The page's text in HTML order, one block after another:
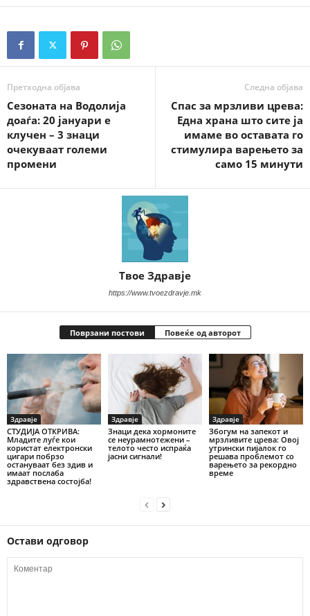
Претходна објава
Сезоната на Водолија
доаѓа: 20 јануари е
клучен – 3 знаци
очекуваат големи
промени
Следна објава
Спас за мрзливи црева:
Една храна што сите ја
имаме во оставата го
стимулира варењето за
само 15 минути
Твое Здравје
https://www.tvoezdravje.mk
Поврзани постови Повеќе од авторот
Здравје
СТУДИЈА ОТКРИВА:
Младите луѓе кои
користат електронски
цигари побрзо
остануваат без здив и
имаат послаба
здравствена состојба!
Здравје
Знаци дека хормоните
се неурамнотежени –
телото често испраќа
јасни сигнали!
Здравје
Збогум на запекот и
мрзливите црева: Овој
утрински пијалок го
решава проблемот со
варењето за рекордно
време
Остави одговор